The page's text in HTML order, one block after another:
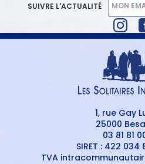
SUIVRE L'ACTUALITÉ
1, rue Gay
25000
03 81 81
SIRET : 422 034
TVA